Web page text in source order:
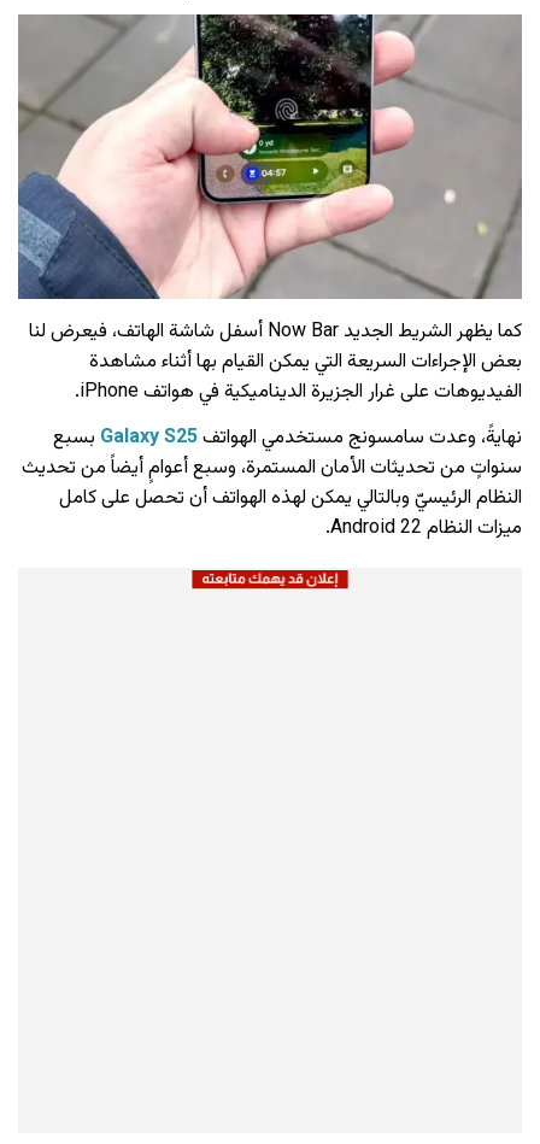
كما يظهر الشريط الجديد Now Bar أسفل شاشة الهاتف، فيعرض لنا
بعض الإجراءات السريعة التي يمكن القيام بها أثناء مشاهدة
الفيديوهات على غرار الجزيرة الديناميكية في هواتف iPhone.
نهايةً، وعدت سامسونج مستخدمي الهواتفGalaxy S25 بسبع
سنواتٍ من تحديثات الأمان المستمرة، وسبع أعوامٍ أيضاً من تحديث
النظام الرئيسيّ وبالتالي يمكن لهذه الهواتف أن تحصل على كامل
ميزات النظام Android 22.